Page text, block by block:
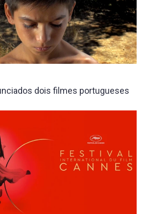
dois filmes portugueses